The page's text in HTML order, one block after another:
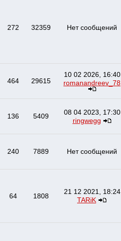
272 32359 Нет сообщений
464 29615
10 02 2026, 16:40
romanandreev_78
136 5409
08 04 2023, 17:30
ringwegg
240 7889 Нет сообщений
64 1808
21 12 2021, 18:24
TARiK